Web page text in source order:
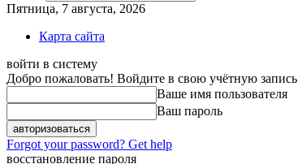
Пятница, 7 августа, 2026
Карта сайта
войти в систему
Добро пожаловать! Войдите в свою учётную запись
Ваше имя пользователя
Ваш пароль
Forgot your password? Get help
восстановление пароля